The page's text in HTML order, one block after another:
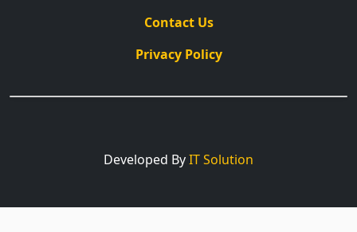
Contact Us
Privacy Policy
Developed ByIT Solution